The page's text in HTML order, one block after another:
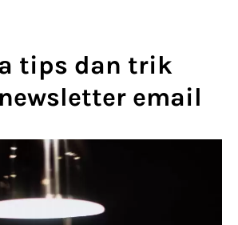
tips dan trik
email